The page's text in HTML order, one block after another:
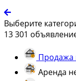
Выберите
13 301
Продажа
Аренда